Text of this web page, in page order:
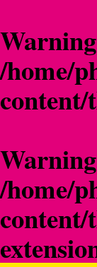
Warning
/home/
Warning
/home/